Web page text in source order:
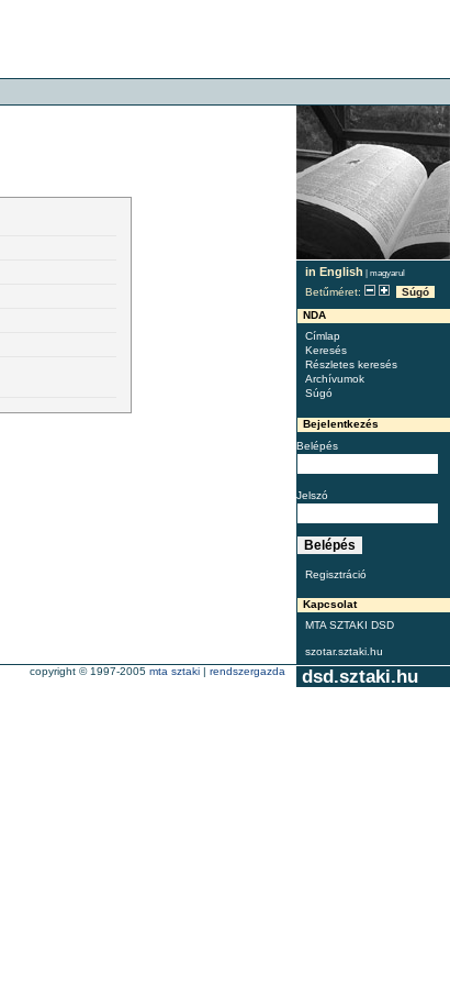
in English | magyarul
Betűméret:
Súgó
NDA
Címlap
Keresés
Részletes keresés
Archívumok
Súgó
Bejelentkezés
Belépés
Jelszó
Regisztráció
Kapcsolat
MTA SZTAKI DSD
szotar.sztaki.hu
dsd.sztaki.hu
copyright © 1997-2005 mta sztaki | rendszergazda